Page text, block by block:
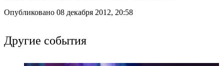
Опубликовано 08 декабря 2012, 20:58
Другие события